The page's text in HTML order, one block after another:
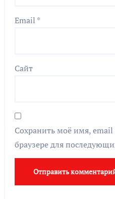
Email *
Сайт
Сохранить моё имя, email
браузере для